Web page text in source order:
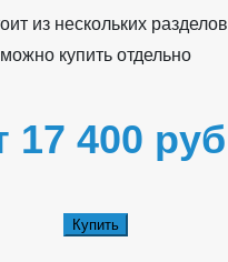
из нескольких разделов
можно купить отдельно
17 400 руб
Купить